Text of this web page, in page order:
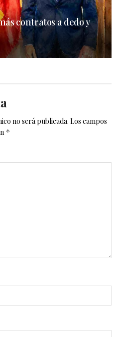
contratos a dedo y
no será publicada. Los campos
*